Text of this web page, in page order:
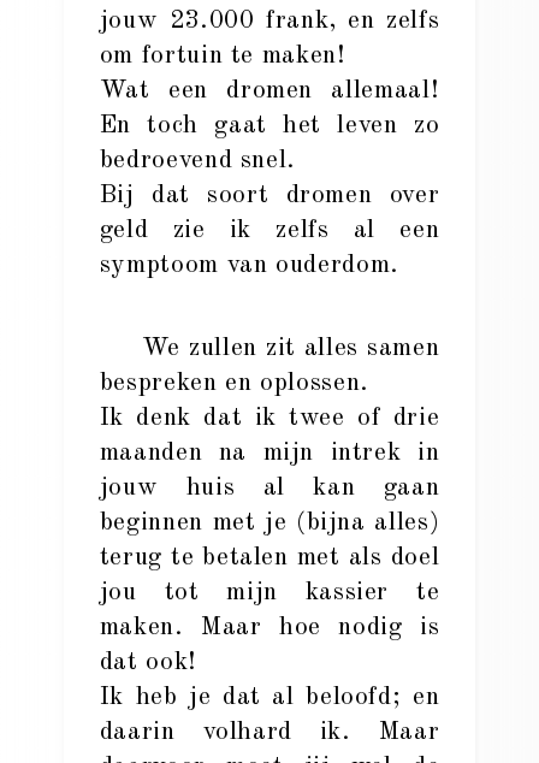
jouw 23.000 frank, en zelfs
om fortuin te maken!
Wat een dromen allemaal!
En toch gaat het leven zo
bedroevend snel.
Bij dat soort dromen over
geld zie ik zelfs al een
symptoom van ouderdom.
We zullen zit alles samen
bespreken en oplossen.
Ik denk dat ik twee of drie
maanden na mijn intrek in
jouw huis al kan gaan
beginnen met je (bijna alles)
terug te betalen met als doel
jou tot mijn kassier te
maken. Maar hoe nodig is
dat ook!
Ik heb je dat al beloofd; en
daarin volhard ik. Maar